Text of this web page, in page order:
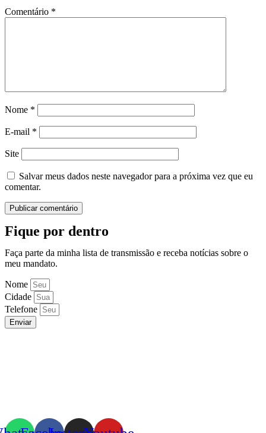
Comentário *
Nome *
E-mail *
Site
Salvar meus dados neste navegador para a próxima vez que eu
comentar.
Fique por dentro
Faça parte da minha lista de transmissão e receba notícias sobre o
meu mandato.
Nome
Cidade
Telefone
Enviar